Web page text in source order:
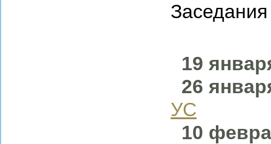
19
26
УС
10